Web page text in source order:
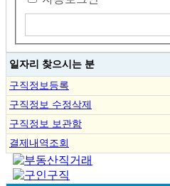
일자리 찾으시는 분
구직정보등록
구직정보 수정삭제
구직정보 보관함
결제내역조회